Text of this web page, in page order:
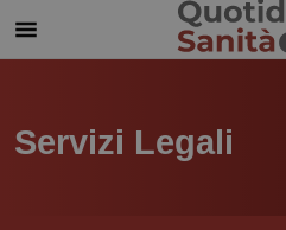
Servizi Legali